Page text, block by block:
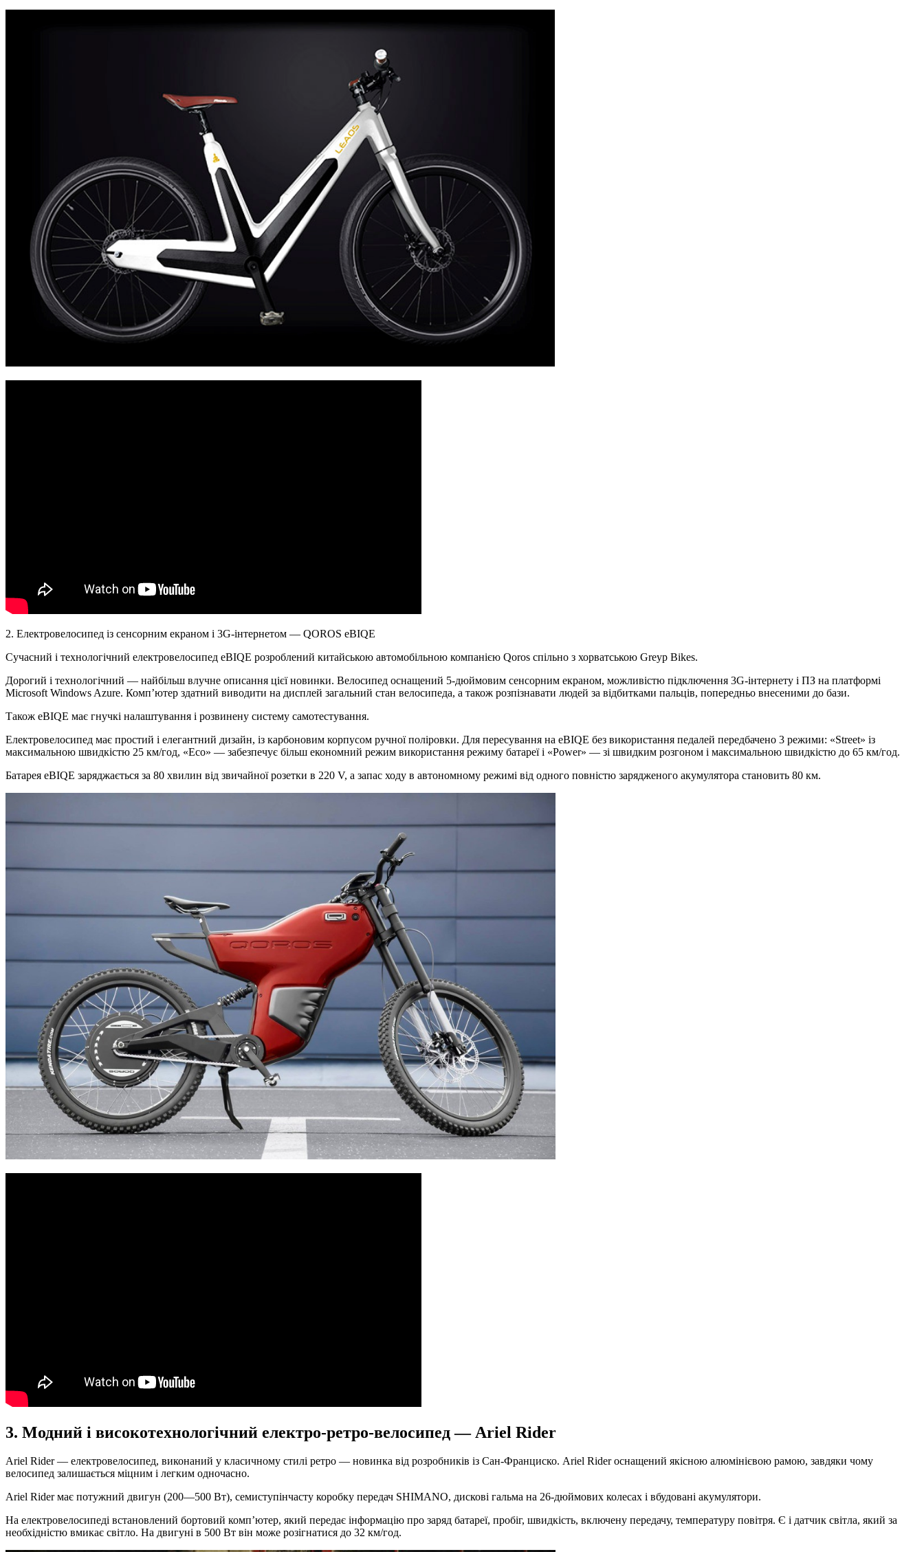
2. Електровелосипед із сенсорним екраном і 3G-інтернетом — QOROS eBIQE
Сучасний і технологічний електровелосипед eBIQE розроблений китайською автомобільною компанією Qoros спільно з хорватською Greyp Bikes.
Дорогий і технологічний — найбільш влучне описання цієї новинки. Велосипед оснащений 5-дюймовим сенсорним екраном, можливістю підключення 3G-інтернету і ПЗ на платформі
Microsoft Windows Azure. Комп’ютер здатний виводити на дисплей загальний стан велосипеда, а також розпізнавати людей за відбитками пальців, попередньо внесеними до бази.
Також eBIQE має гнучкі налаштування і розвинену систему самотестування.
Електровелосипед має простий і елегантний дизайн, із карбоновим корпусом ручної поліровки. Для пересування на eBIQE без використання педалей передбачено 3 режими: «Street» із
максимальною швидкістю 25 км/год, «Eco» — забезпечує більш економний режим використання режиму батареї і «Power» — зі швидким розгоном і максимальною швидкістю до 65 км/год.
Батарея eBIQE заряджається за 80 хвилин від звичайної розетки в 220 V, а запас ходу в автономному режимі від одного повністю зарядженого акумулятора становить 80 км.
3. Модний і високотехнологічний електро-ретро-велосипед — Ariel Rider
Ariel Rider — електровелосипед, виконаний у класичному стилі ретро — новинка від розробників із Сан-Франциско. Ariel Rider оснащений якісною алюмінієвою рамою, завдяки чому
велосипед залишається міцним і легким одночасно.
Ariel Rider має потужний двигун (200—500 Вт), семиступінчасту коробку передач SHIMANO, дискові гальма на 26-дюймових колесах і вбудовані акумулятори.
На електровелосипеді встановлений бортовий комп’ютер, який передає інформацію про заряд батареї, пробіг, швидкість, включену передачу, температуру повітря. Є і датчик світла, який за
необхідністю вмикає світло. На двигуні в 500 Вт він може розігнатися до 32 км/год.